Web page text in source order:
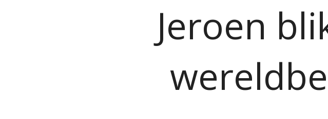
Jeroen